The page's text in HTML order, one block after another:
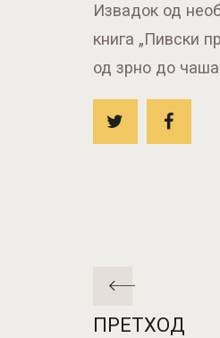
Извадок од
книга „Пивски
од зрно до
ПРЕТХОД